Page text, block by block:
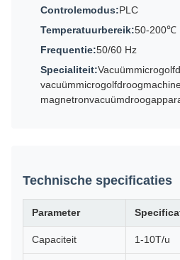
Controlemodus:PLC
Temperatuurbereik:50-200℃
Frequentie:50/60 Hz
Specialiteit:
Technische specificaties
Parameter
Capaciteit 1-10T/u